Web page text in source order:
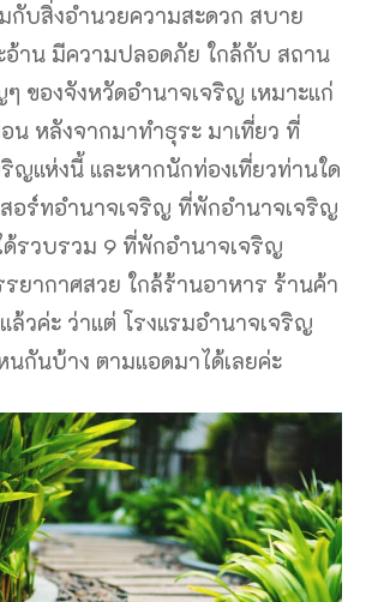
กับสิ่งอำนวยความสะดวก สบาย
อ้าน มีความปลอดภัย ใกล้กับ สถาน
ของจังหวัดอำนาจเจริญ เหมาะแก่
น หลังจากมาทำธุระ มาเที่ยว ที่
ญแห่งนี้ และหากนักท่องเที่ยวท่านใด
อร์ทอำนาจเจริญ ที่พักอำนาจเจริญ
ด้รวบรวม 9 ที่พักอำนาจเจริญ
ยากาศสวย ใกล้ร้านอาหาร ร้านค้า
วค่ะ ว่าแต่ โรงแรมอำนาจเจริญ
นกันบ้าง ตามแอดมาได้เลยค่ะ